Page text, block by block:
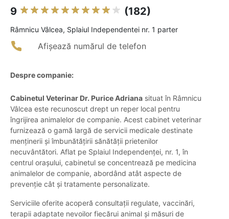
9 (182)
Râmnicu Vâlcea, Splaiul Independentei nr. 1 parter
Afișează numărul de telefon
Despre companie:
Cabinetul Veterinar Dr. Purice Adriana situat în Râmnicu
Vâlcea este recunoscut drept un reper local pentru
îngrijirea animalelor de companie. Acest cabinet veterinar
furnizează o gamă largă de servicii medicale destinate
menținerii și îmbunătățirii sănătății prietenilor
necuvântători. Aflat pe Splaiul Independenței, nr. 1, în
centrul orașului, cabinetul se concentrează pe medicina
animalelor de companie, abordând atât aspecte de
prevenție cât și tratamente personalizate.
Serviciile oferite acoperă consultații regulate, vaccinări,
terapii adaptate nevoilor fiecărui animal și măsuri de